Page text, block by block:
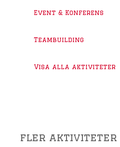
Event & Konferens
Teambuilding
Visa alla aktiviteter
fler aktiviteter